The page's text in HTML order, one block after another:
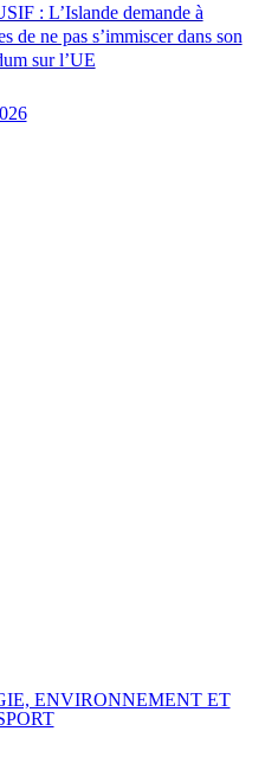
: L’Islande demande à
de ne pas s’immiscer dans son
sur l’UE
ENVIRONNEMENT ET